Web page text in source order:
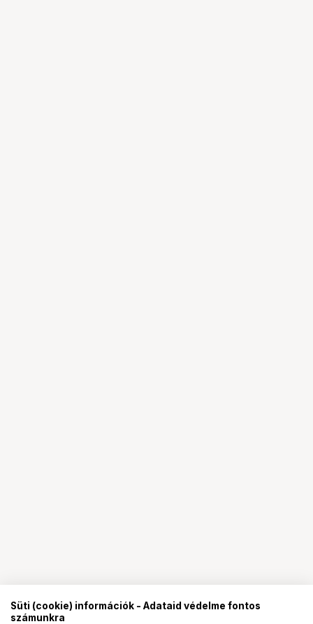
Süti (cookie) információk - Adataid védelme fontos
számunkra